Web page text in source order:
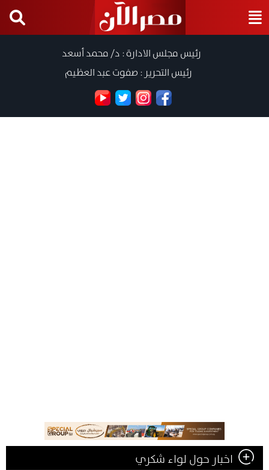
رئيس مجلس الادارة : د/ محمد أسعد
رئيس التحرير : صفوت عبد العظيم
اخبار حول لواء شكري